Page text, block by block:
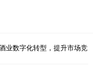
业数字化转型，提升市场竞